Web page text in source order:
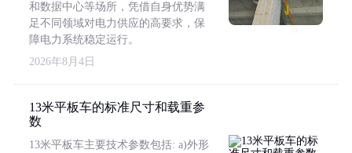
和数据中心等场所，凭借自身优势满
足不同领域对电力供应的高要求，保
障电力系统稳定运行。
2026年8月4日
13米平板车的标准尺寸和载重参
数
13米平板车主要技术参数包括: a)外形